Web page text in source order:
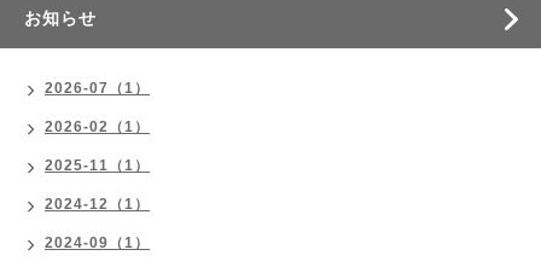
お知らせ
2026-07（1）
2026-02（1）
2025-11（1）
2024-12（1）
2024-09（1）